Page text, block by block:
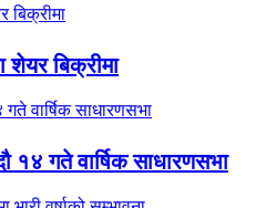
शेयर बिक्रीमा
१४ गते वार्षिक साधारणसभा